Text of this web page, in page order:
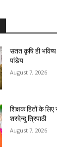
सतत कृषि ही
पांडेय
August 7, 2026
शिक्षक हितों के
शरदेन्दु त्रिपाठी
August 7, 2026